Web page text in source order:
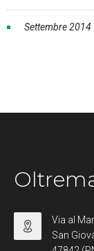
Settembre 2014
Via al
San